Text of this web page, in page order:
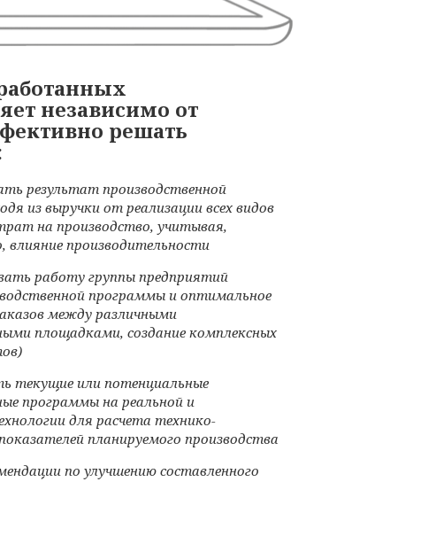
независимо от
решать
результат производственной
из выручки от реализации всех видов
на производство, учитывая,
влияние производительности
работу группы предприятий
программы и оптимальное
между различными
площадками, создание комплексных
текущие или потенциальные
программы на реальной и
для расчета технико-
планируемого производства
по улучшению составленного